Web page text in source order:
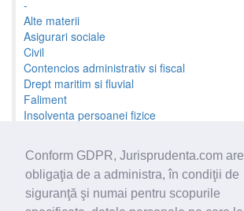
Conform GDPR, Jurisprudenta.com are
obligaţia de a administra, în condiţii de
siguranţă şi numai pentru scopurile
-
Alte materii
Asigurari sociale
Civil
Contencios administrativ si fiscal
Drept maritim si fluvial
Faliment
Insolventa persoanei fizice
Minori si familie
Penal
Proprietate Intelectuala